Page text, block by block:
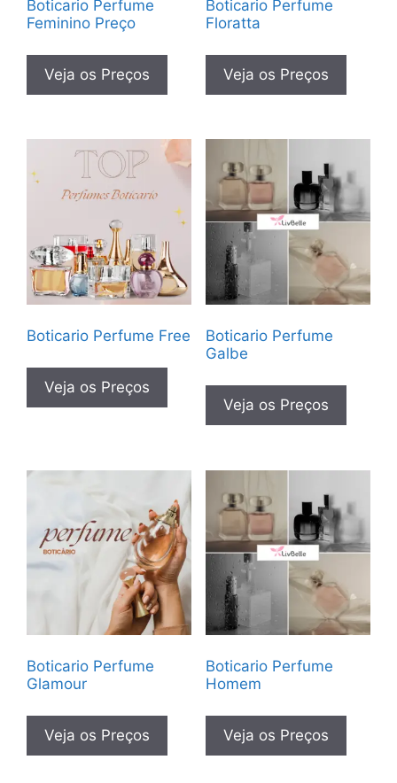
Boticario Perfume
Feminino Preço
Veja os Preços
Boticario Perfume
Floratta
Veja os Preços
Boticario Perfume Free
Veja os Preços
Boticario Perfume
Galbe
Veja os Preços
Boticario Perfume
Glamour
Veja os Preços
Boticario Perfume
Homem
Veja os Preços